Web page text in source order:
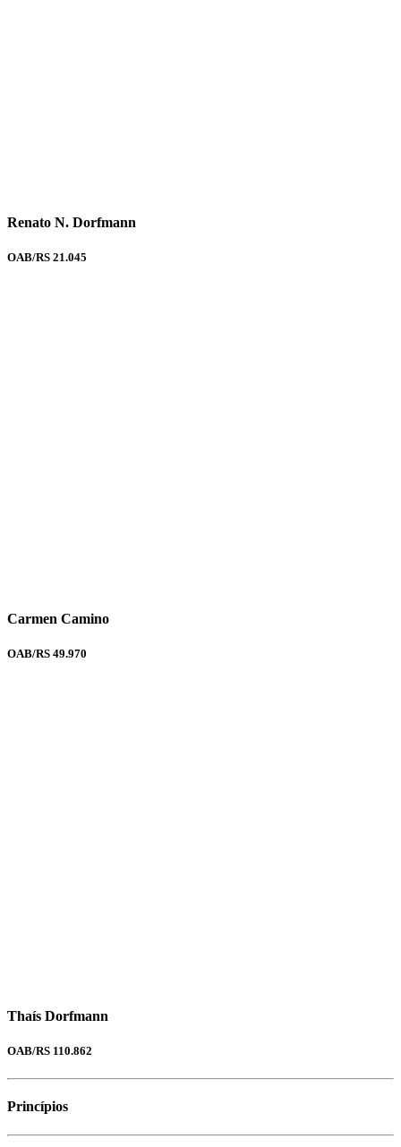
Renato N. Dorfmann
OAB/RS 21.045
Carmen Camino
OAB/RS 49.970
Thaís Dorfmann
OAB/RS 110.862
Princípios